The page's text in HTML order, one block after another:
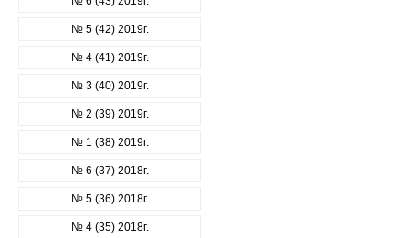
№ 5 (42) 2019г.
№ 4 (41) 2019г.
№ 3 (40) 2019г.
№ 2 (39) 2019г.
№ 1 (38) 2019г.
№ 6 (37) 2018г.
№ 5 (36) 2018г.
№ 4 (35) 2018г.